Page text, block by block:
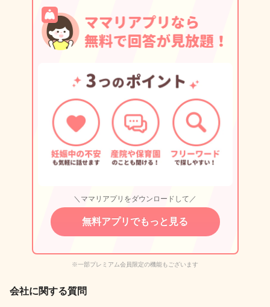
＼ママリアプリをダウンロードして／
無料アプリでもっと見る
※一部プレミアム会員限定の機能もございます
会社に関する質問